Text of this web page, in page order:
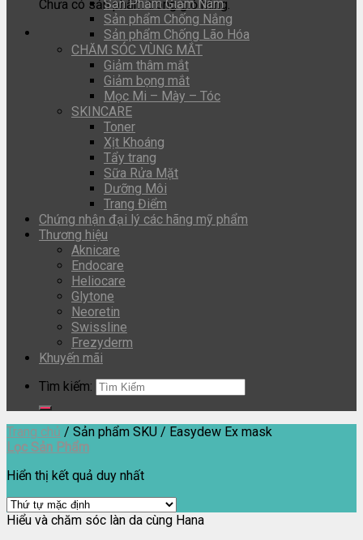
Chưa có sản phẩm trong giỏ hàng.
Sản Phẩm Giảm Nám
Sản phẩm Chống Nắng
Sản phẩm Chống Lão Hóa
CHĂM SÓC VÙNG MẮT
Giảm thâm mắt
Giảm bọng mắt
Mọc Mi – Mày – Tóc
SKINCARE
Toner
Xịt Khoáng
Tẩy trang
Sữa Rửa Mặt
Dưỡng Môi
Trang Điểm
Chứng nhận đại lý các hãng mỹ phẩm
Thương hiệu
Aknicare
Endocare
Heliocare
Glytone
Neoretin
Swissline
Frezyderm
Khuyến mãi
Tìm kiếm:
Trang chủ / Sản phẩm SKU / Easydew Ex mask
Lọc Sản Phẩm
Hiển thị kết quả duy nhất
Hiểu và chăm sóc làn da cùng Hana